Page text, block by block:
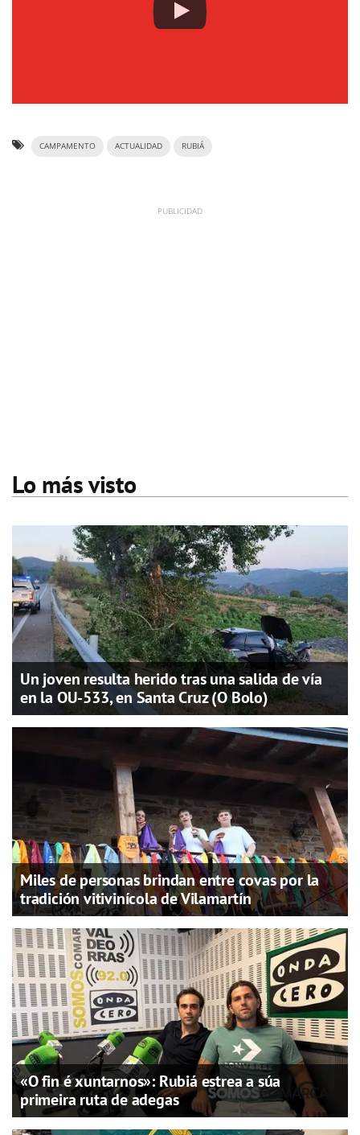
CAMPAMENTO ACTUALIDAD RUBIÁ
Lo más visto
Un joven resulta herido tras una salida de vía
en la OU-533, en Santa Cruz (O Bolo)
Miles de personas brindan entre covas por la
tradición vitivinícola de Vilamartín
«O fin é xuntarnos»: Rubiá estrea a súa
primeira ruta de adegas